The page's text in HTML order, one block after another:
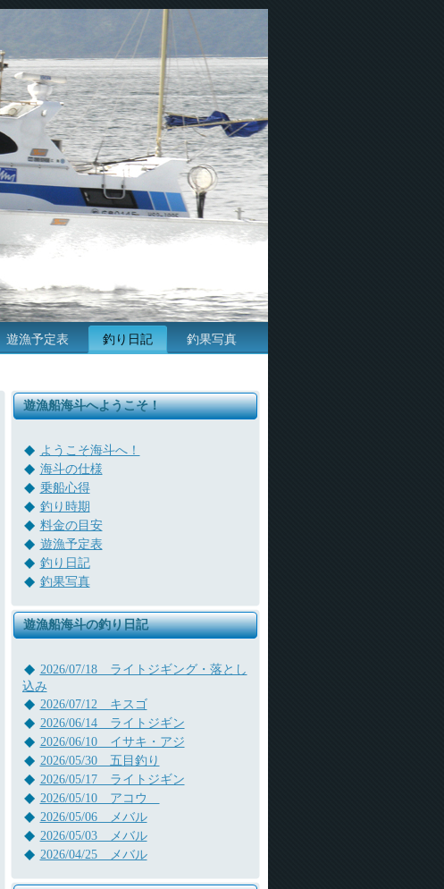
遊漁予定表 釣り日記 釣果写真
遊漁船海斗へようこそ！
ようこそ海斗へ！
海斗の仕様
乗船心得
釣り時期
料金の目安
遊漁予定表
釣り日記
釣果写真
遊漁船海斗の釣り日記
2026/07/18 ライトジギング・落とし
込み
2026/07/12 キスゴ
2026/06/14 ライトジギン
2026/06/10 イサキ・アジ
2026/05/30 五目釣り
2026/05/17 ライトジギン
2026/05/10 アコウ
2026/05/06 メバル
2026/05/03 メバル
2026/04/25 メバル